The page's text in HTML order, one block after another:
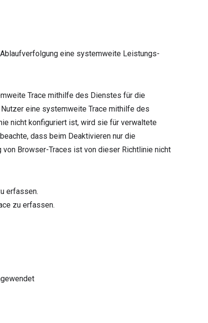
eine systemweite Leistungs-
Trace mithilfe des Dienstes für die
eine systemweite Trace mithilfe des
nicht konfiguriert ist, wird sie für verwaltete
dass beim Deaktivieren nur die
Browser-Traces ist von dieser Richtlinie nicht
erfassen.
zu erfassen.